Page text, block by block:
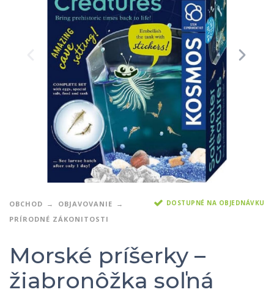
OBCHOD
OBJAVOVANIE
PRÍRODNÉ ZÁKONITOSTI
DOSTUPNÉ NA OBJEDNÁVKU
Morské príšerky –
žiabronôžka soľná